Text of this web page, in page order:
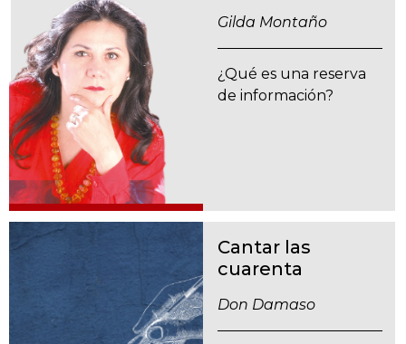
Gilda Montaño
¿Qué es una reserva
de información?
Cantar las
cuarenta
Don Damaso